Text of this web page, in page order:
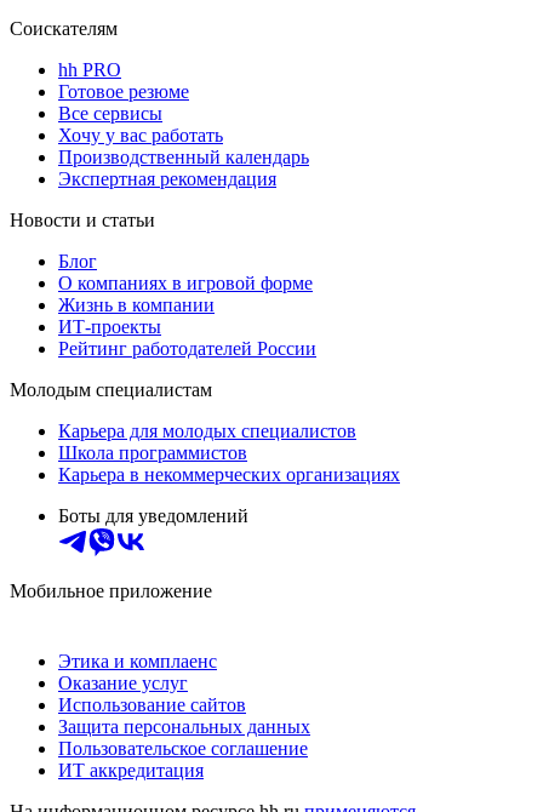
Соискателям
hh PRO
Готовое резюме
Все сервисы
Хочу у вас работать
Производственный календарь
Экспертная рекомендация
Новости и статьи
Блог
О компаниях в игровой форме
Жизнь в компании
ИТ-проекты
Рейтинг работодателей России
Молодым специалистам
Карьера для молодых специалистов
Школа программистов
Карьера в некоммерческих организациях
Боты для уведомлений
Мобильное приложение
Этика и комплаенс
Оказание услуг
Использование сайтов
Защита персональных данных
Пользовательское соглашение
ИТ аккредитация